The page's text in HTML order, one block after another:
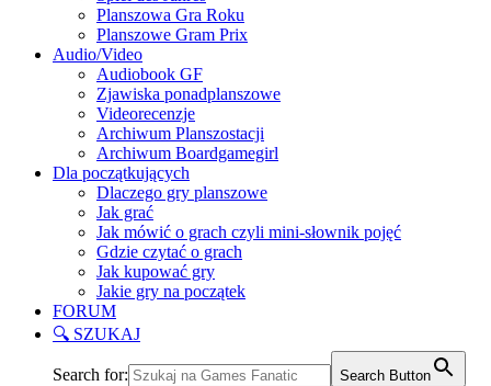
Planszowa Gra Roku
Planszowe Gram Prix
Audio/Video
Audiobook GF
Zjawiska ponadplanszowe
Videorecenzje
Archiwum Planszostacji
Archiwum Boardgamegirl
Dla początkujących
Dlaczego gry planszowe
Jak grać
Jak mówić o grach czyli mini-słownik pojęć
Gdzie czytać o grach
Jak kupować gry
Jakie gry na początek
FORUM
🔍 SZUKAJ
Search for: Search Button